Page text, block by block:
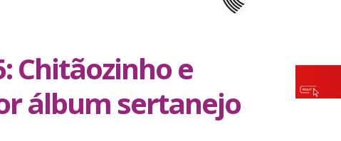
Chitãozinho e
álbum sertanejo